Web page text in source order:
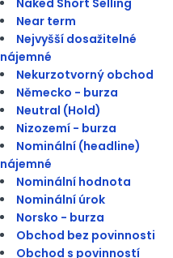
Near term
Nejvyšší dosažitelné
nájemné
Nekurzotvorný obchod
Německo - burza
Neutral (Hold)
Nizozemí - burza
Nominální (headline)
nájemné
Nominální hodnota
Nominální úrok
Norsko - burza
Obchod bez povinnosti
Obchod s povinností